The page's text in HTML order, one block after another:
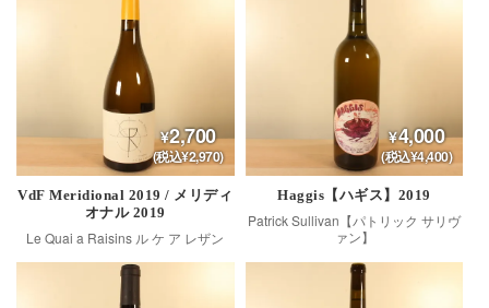
2,700
(税込¥2,970)
VdF Meridional 2019 / メリディ
オナル 2019
Le Quai a Raisins ル ケ ア レザン
4,000
(税込¥4,400)
Haggis【ハギス】2019
Patrick Sullivan【パトリック サリヴ
ァン】